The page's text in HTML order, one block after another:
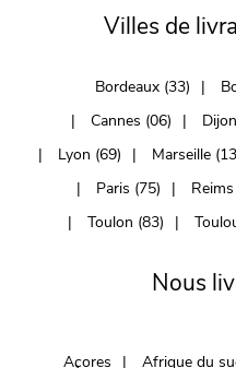
Villes de
Bordeaux (33)
Cannes (06)
Lyon (69)
Marseille
Paris (75)
Toulon (83)
Nous
Açores Afrique du